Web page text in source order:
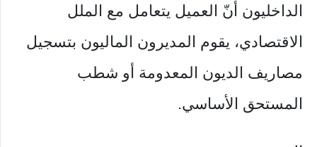
الداخليون أنّ العميل يتعامل مع الملل
الاقتصادي، يقوم المديرون الماليون بتسجيل
مصاريف الديون المعدومة أو شطب
المستحق الأساسي.